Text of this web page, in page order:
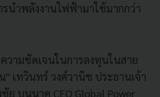
นำพลังงานไฟฟ้ามาใช้มากกว่า
วามชัดเจนในการลงทุนในสาย
" เทวินทร์ วงศ์วานิช ประธานเจ้า
ย บุนนาค CEO Global Power